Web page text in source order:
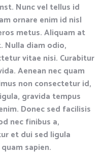
Nunc vel tellus id
ornare enim id nisl
metus. Aliquam at
Nulla diam odio,
vitae nisi. Curabitur
Aenean nec quam
non consectetur id,
gravida tempus
Donec sed facilisis
nec finibus a,
et dui sed ligula
sapien.